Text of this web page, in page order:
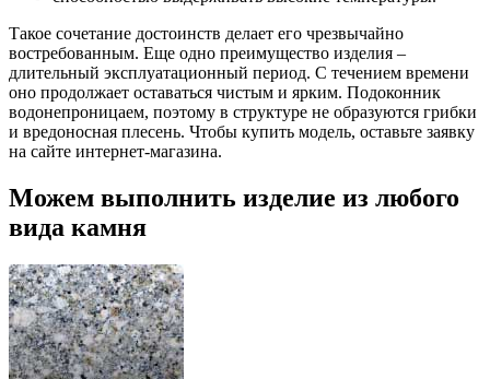
Такое сочетание достоинств делает его чрезвычайно
востребованным. Еще одно преимущество изделия –
длительный эксплуатационный период. С течением времени
оно продолжает оставаться чистым и ярким. Подоконник
водонепроницаем, поэтому в структуре не образуются грибки
и вредоносная плесень. Чтобы купить модель, оставьте заявку
на сайте интернет-магазина.
Можем выполнить изделие из любого
вида камня